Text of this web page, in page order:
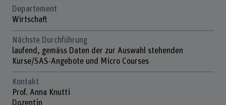
Departement
Wirtschaft
Nächste Durchführung
laufend, gemäss Daten der zur Auswahl stehenden
Kurse/SAS-Angebote und Micro Courses
Kontakt
Prof. Anna Knutti
Dozentin